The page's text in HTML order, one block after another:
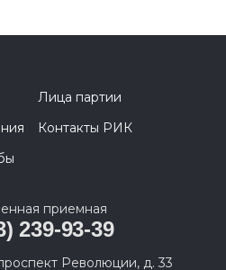
Лица партии
Контакты РИК
приемная
239-93-39
Революции, д. 33